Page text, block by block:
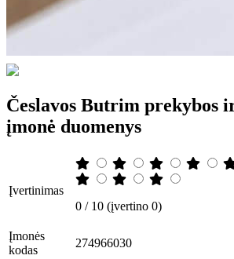
Česlavos Butrim prekybos
įmonė duomenys
Įvertinimas
0 / 10 (įvertino 0)
Įmonės
kodas
274966030